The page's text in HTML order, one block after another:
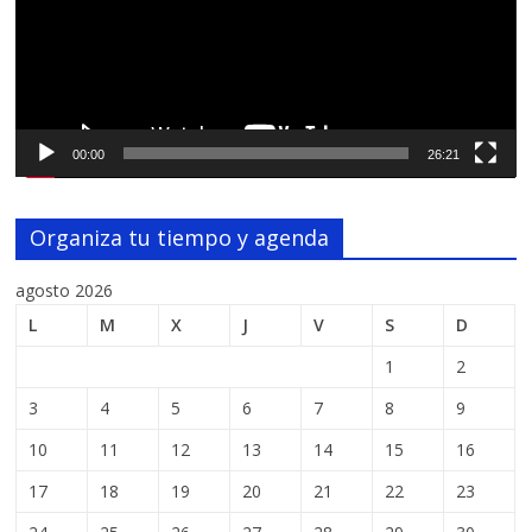
00:00 26:21
Organiza tu tiempo y agenda
agosto 2026
L
M X J V S
D
1
2
3
4 5 6 7 8
9
10
11 12 13 14 15
16
17
18 19 20 21 22
23